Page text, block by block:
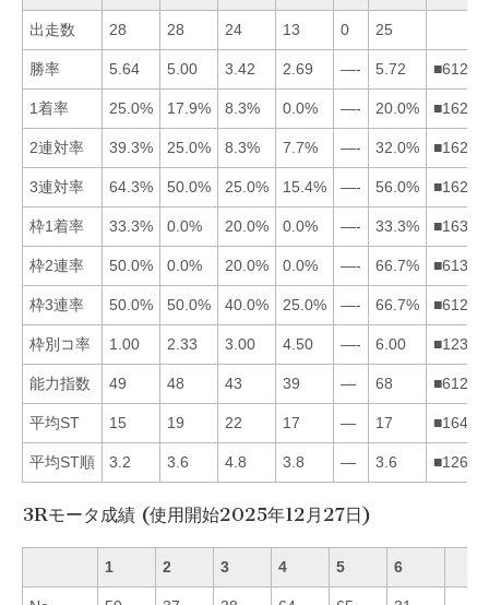
出走数 28 28 24 13 0 25
勝率 5.64 5.00 3.42 2.69 —- 5.72
1着率 25.0% 17.9% 8.3% 0.0% —- 20.0%
2連対率 39.3% 25.0% 8.3% 7.7% —- 32.0%
3連対率 64.3% 50.0% 25.0% 15.4% —- 56.0%
枠1着率 33.3% 0.0% 20.0% 0.0% —- 33.3%
枠2連率 50.0% 0.0% 20.0% 0.0% —- 66.7%
枠3連率 50.0% 50.0% 40.0% 25.0% —- 66.7%
枠別コ率 1.00 2.33 3.00 4.50 —- 6.00
能力指数 49 48 43 39 — 68
平均ST 15 19 22 17 — 17
平均ST順 3.2 3.6 4.8 3.8 — 3.6
3Rモータ成績 (使用開始2025年12月27日)
1 2 3 4 5 6